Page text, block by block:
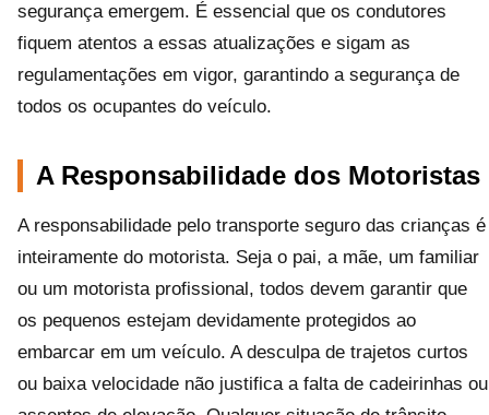
segurança emergem. É essencial que os condutores
fiquem atentos a essas atualizações e sigam as
regulamentações em vigor, garantindo a segurança de
todos os ocupantes do veículo.
A Responsabilidade dos Motoristas
A responsabilidade pelo transporte seguro das crianças é
inteiramente do motorista. Seja o pai, a mãe, um familiar
ou um motorista profissional, todos devem garantir que
os pequenos estejam devidamente protegidos ao
embarcar em um veículo. A desculpa de trajetos curtos
ou baixa velocidade não justifica a falta de cadeirinhas ou